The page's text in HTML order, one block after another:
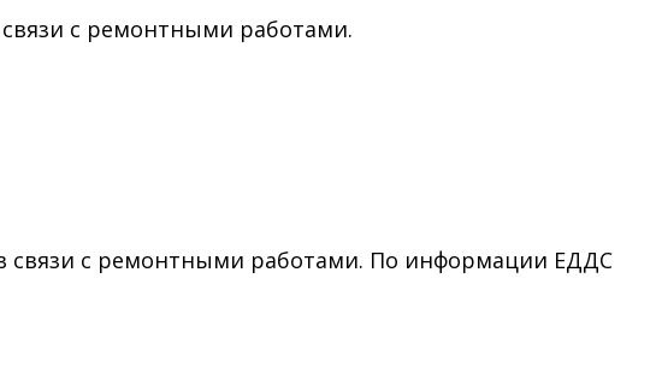
связи c ремонтными работами.
в связи c ремонтными работами. По информации ЕДДС